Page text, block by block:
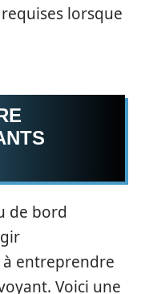
lorsque
de bord
entreprendre
Voici une